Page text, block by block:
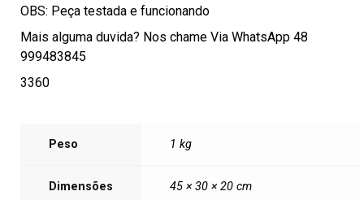
OBS: Peça testada e funcionando
Mais alguma duvida? Nos chame Via WhatsApp 48
999483845
3360
Peso 1 kg
Dimensões 45 × 30 × 20 cm